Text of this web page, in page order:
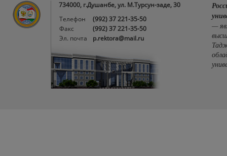
734000, г.Душанбе, ул. М.Турсун-заде, 30
Телефон
(992) 37 221-35-50
Факс
(992) 37 221-35-50
Эл. почта
p.rektora@mail.ru
—